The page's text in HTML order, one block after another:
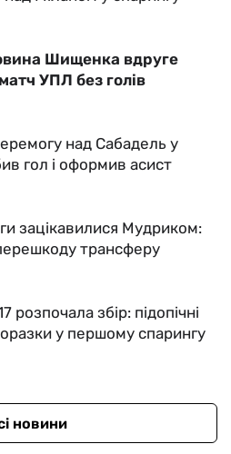
Шищенка вдруге
УПЛ без голів
над Сабадель у
гол і оформив асист
зацікавилися Мудриком:
трансферу
розпочала збір: підопічні
у першому спарингу
новини